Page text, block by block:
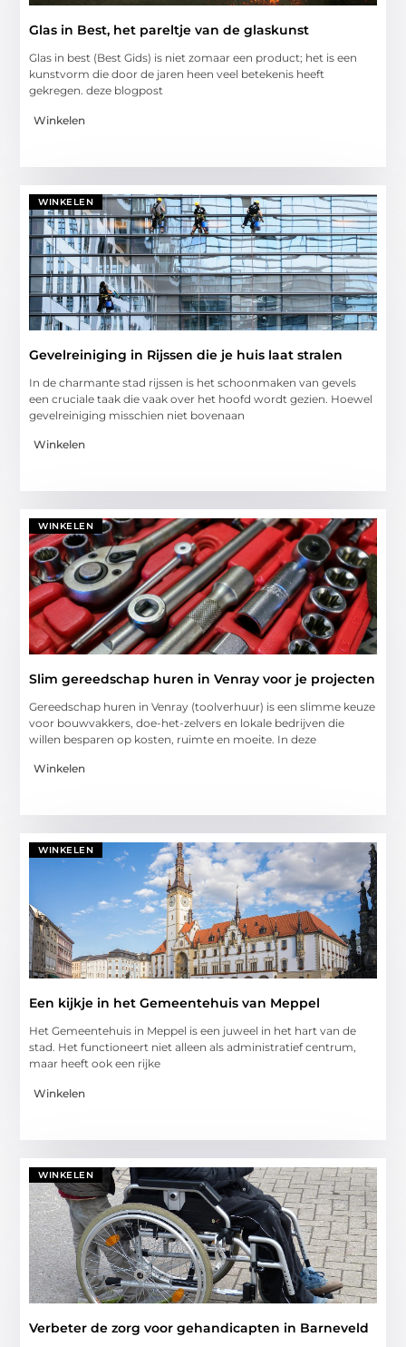
Glas in Best, het pareltje van de glaskunst
Glas in best (Best Gids) is niet zomaar een product; het is een
kunstvorm die door de jaren heen veel betekenis heeft
gekregen. deze blogpost
Winkelen
WINKELEN
Gevelreiniging in Rijssen die je huis laat stralen
In de charmante stad rijssen is het schoonmaken van gevels
een cruciale taak die vaak over het hoofd wordt gezien. Hoewel
gevelreiniging misschien niet bovenaan
Winkelen
WINKELEN
Slim gereedschap huren in Venray voor je projecten
Gereedschap huren in Venray (toolverhuur) is een slimme keuze
voor bouwvakkers, doe-het-zelvers en lokale bedrijven die
willen besparen op kosten, ruimte en moeite. In deze
Winkelen
WINKELEN
Een kijkje in het Gemeentehuis van Meppel
Het Gemeentehuis in Meppel is een juweel in het hart van de
stad. Het functioneert niet alleen als administratief centrum,
maar heeft ook een rijke
Winkelen
WINKELEN
Verbeter de zorg voor gehandicapten in Barneveld